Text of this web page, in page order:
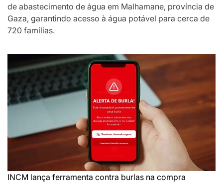
de abastecimento de água em Malhamane, província de
Gaza, garantindo acesso à água potável para cerca de
720 famílias.
INCM lança ferramenta contra burlas na compra